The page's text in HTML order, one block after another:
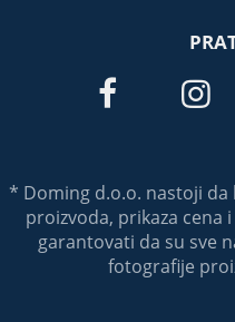
 
* Doming d.o.o. nastoji
proizvoda, prikaza cena
garantovati da su sve
fotografije